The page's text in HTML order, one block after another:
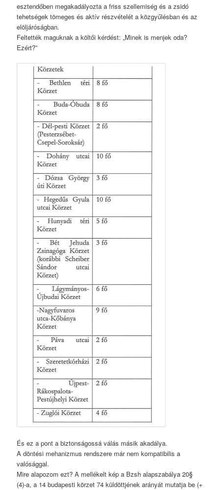
esztendőben megakadályozta a friss szellemiség és a zsidó
tehetségek tömeges és aktív részvételét a közgyűlésban és az
elöljáróságban.
Feltették maguknak a költői kérdést: „Minek is menjek oda?
Ezért?”
És ez a pont a biztonságossá válás másik akadálya.
A döntési mehanizmus rendszere már nem kompatibilis a
valósággal.
Mire alapozom ezt? A mellékelt kép a Bzsh alapszabálya 20§
(4)-a, a 14 budapesti körzet 74 küldöttjének arányát mutatja be (+